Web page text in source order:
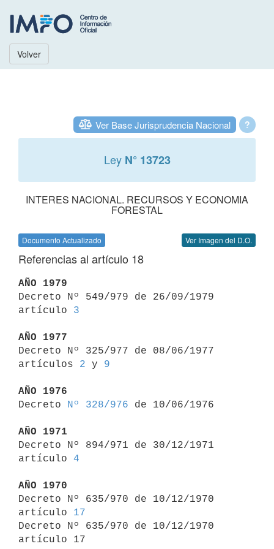
Volver
?
Ver Base Jurisprudencia Nacional
Ley N° 13723
INTERES NACIONAL. RECURSOS Y ECONOMIA
FORESTAL
Documento Actualizado Ver Imagen del D.O.
Referencias al artículo 18
AÑO 1979
Decreto Nº 549/979 de 26/09/1979
artículo 3
AÑO 1977
Decreto Nº 325/977 de 08/06/1977
artículos 2 y 9
AÑO 1976
Decreto
Nº 328/976 de 10/06/1976
AÑO 1971
Decreto Nº 894/971 de 30/12/1971
artículo 4
AÑO 1970
Decreto Nº 635/970 de 10/12/1970
artículo 17
Decreto Nº 635/970 de 10/12/1970